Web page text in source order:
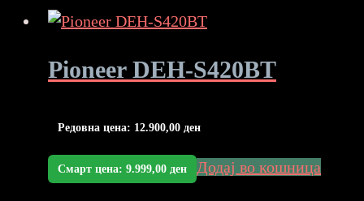
Pioneer DEH-S420BT
Редовна цена: 12.900,00 ден
Смарт цена: 9.999,00 ден Додај во кошница